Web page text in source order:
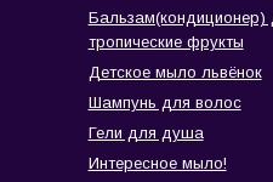
Бальзам(кондиционер)
тропические фрукты
Детское мыло львёнок
Шампунь для волос
Гели для душа
Интересное мыло!